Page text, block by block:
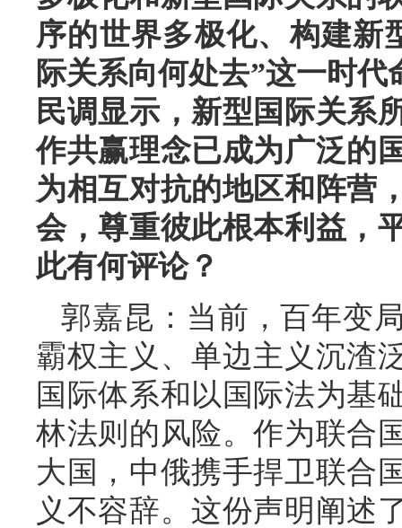
序的世界多极化、构建新
际关系向何处去”这一时
民调显示，新型国际关系
作共赢理念已成为广泛的
为相互对抗的地区和阵营
会，尊重彼此根本利益，
此有何评论？
郭嘉昆：当前，百年变
霸权主义、单边主义沉渣
国际体系和以国际法为基
林法则的风险。作为联合
大国，中俄携手捍卫联合
义不容辞。这份声明阐述